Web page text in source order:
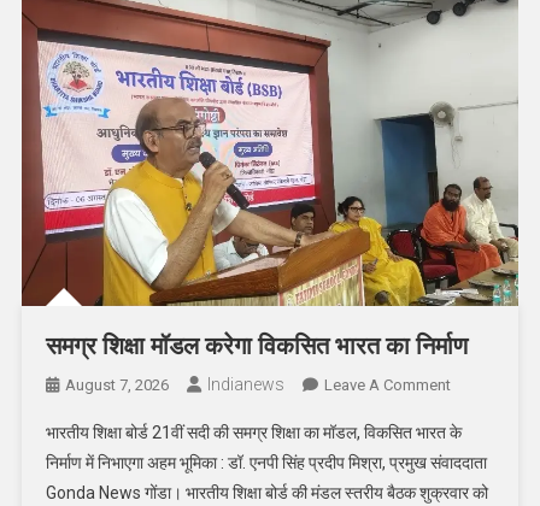
अपडेट
लेंगी
समग्र शिक्षा मॉडल करेगा विकसित भारत का निर्माण
August 7, 2026 Indianews Leave A CommentOn
शिक्षा
मॉडल
करेगा
भारतीय शिक्षा बोर्ड 21वीं सदी की समग्र शिक्षा का मॉडल, विकसित भारत के
निर्माण में निभाएगा अहम भूमिका : डॉ. एनपी सिंह प्रदीप मिश्रा, प्रमुख संवाददाता
Gonda News गोंडा। भारतीय शिक्षा बोर्ड की मंडल स्तरीय बैठक शुक्रवार को